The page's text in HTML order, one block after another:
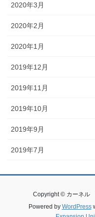
2020年3月
2020年2月
2020年1月
2019年12月
2019年11月
2019年10月
2019年9月
2019年7月
Copyright © カーネル
Powered by WordPress